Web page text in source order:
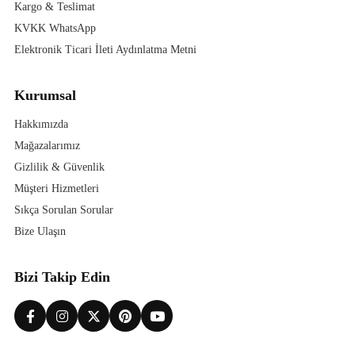
Kargo & Teslimat
KVKK WhatsApp
Elektronik Ticari İleti Aydınlatma Metni
Kurumsal
Hakkımızda
Mağazalarımız
Gizlilik & Güvenlik
Müşteri Hizmetleri
Sıkça Sorulan Sorular
Bize Ulaşın
Bizi Takip Edin